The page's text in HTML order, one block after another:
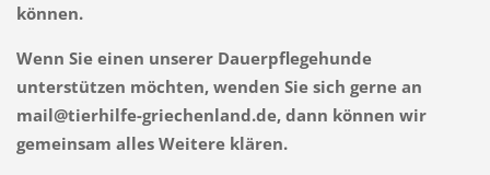
können.
Wenn Sie einen unserer Dauerpflegehunde
unterstützen möchten, wenden Sie sich gerne an
mail@tierhilfe-griechenland.de, dann können wir
gemeinsam alles Weitere klären.